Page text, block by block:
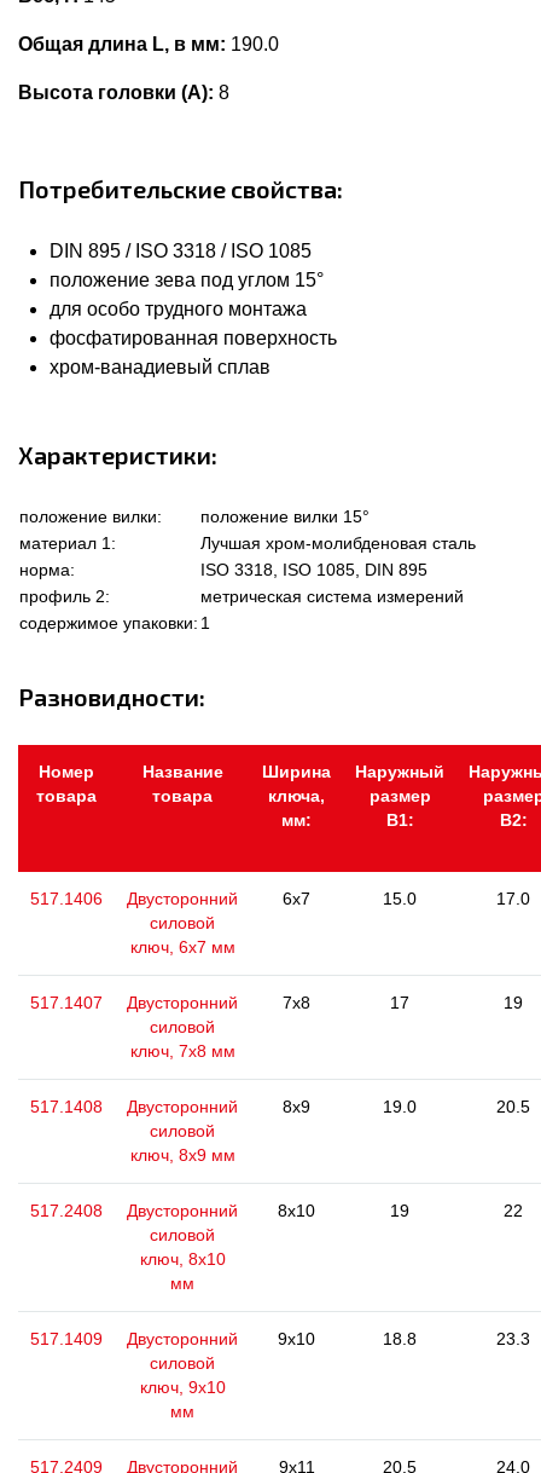
Общая длина L, в мм: 190.0
Высота головки (А): 8
Потребительские свойства:
DIN 895 / ISO 3318 / ISO 1085
положение зева под углом 15°
для особо трудного монтажа
фосфатированная поверхность
хром-ванадиевый сплав
Характеристики:
положение вилки:
положение вилки 15°
материал 1:
Лучшая хром-молибденовая сталь
норма:
ISO 3318, ISO 1085, DIN 895
профиль 2:
метрическая система измерений
содержимое упаковки: 1
Разновидности:
Номер
товара
Название
товара
Ширина
ключа,
мм:
Наружный
размер
В1:
В2:
517.1406
Двусторонний
силовой
ключ, 6х7 мм
6x7 15.0 17.0
517.1407
Двусторонний
силовой
ключ, 7x8 мм
7x8 17 19
517.1408
Двусторонний
силовой
ключ, 8х9 мм
8x9 19.0 20.5
517.2408
Двусторонний
силовой
ключ, 8x10
мм
8x10 19 22
517.1409
Двусторонний
силовой
ключ, 9x10
мм
9x10 18.8 23.3
517.2409 Двусторонний 9x11 20.5 24.0